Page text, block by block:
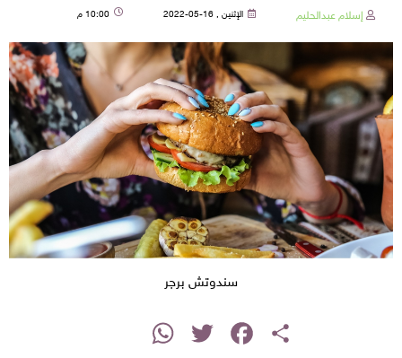
إسلام عبدالحليم الإثنين , 16-05-2022 10:00 م
سندوتش برجر
Share
Facebook
Twitter
WhatsApp